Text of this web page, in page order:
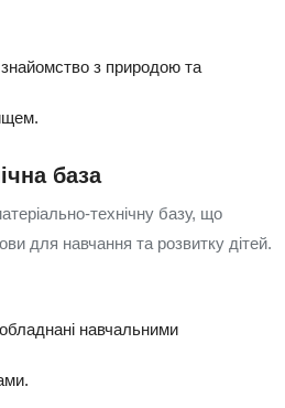
з природою та
база
технічну базу, що
для навчання та розвитку дітей.
обладнані навчальними